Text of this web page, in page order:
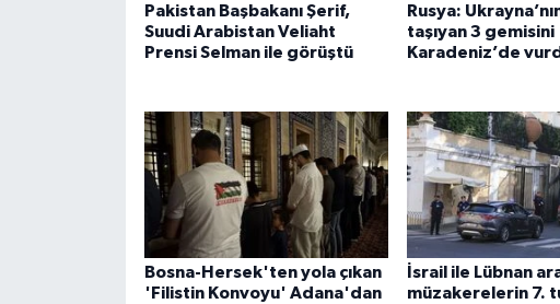
Pakistan Başbakanı Şerif,
Suudi Arabistan Veliaht
Prensi Selman ile görüştü
Rusya:
taşıyan 3 gemisini
Karadeniz’de
Bosna-Hersek'ten yola çıkan
'Filistin Konvoyu' Adana'dan
İsrail ile Lübnan
müzakerelerin 7.